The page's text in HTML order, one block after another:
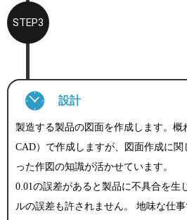
STEP3
設計
製造する製品の図面を作成します。概
CAD）で作成しますが、図面作成に
った作図の知識が活かせています。
0.01の誤差があると製品に不具合を生
ルの誤差も許されません。 地味な仕